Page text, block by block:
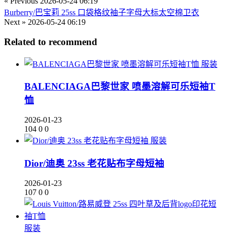
Burberry/巴宝莉 25ss 口袋格纹袖子字母大标太空棉卫衣
Next » 2026-05-24 06:19
Related to recommend
服装
BALENCIAGA巴黎世家 喷墨溶解可乐短袖T
恤
2026-01-23
104 0 0
服装
Dior/迪奥 23ss 老花贴布字母短袖
2026-01-23
107 0 0
服装